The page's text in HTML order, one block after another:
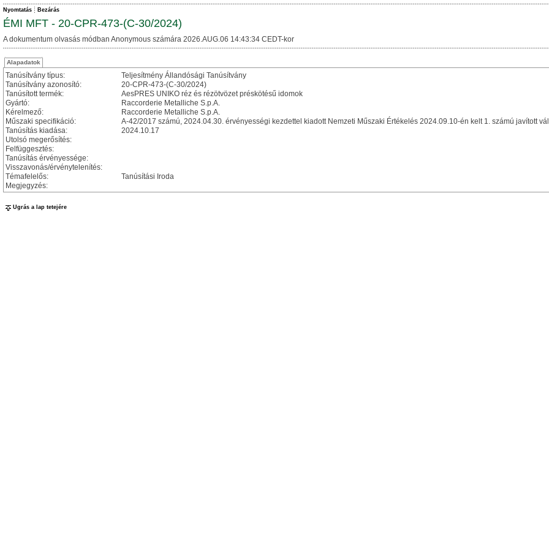
Nyomtatás Bezárás
ÉMI MFT - 20-CPR-473-(C-30/2024)
A dokumentum olvasás módban Anonymous számára 2026.AUG.06 14:43:34 CEDT-kor
Alapadatok
Tanúsítvány típus:
Teljesítmény Állandósági Tanúsítvány
Tanúsítvány azonosító:
20-CPR-473-(C-30/2024)
Tanúsított termék:
AesPRES UNIKO réz és rézötvözet préskötésű idomok
Gyártó:
Raccorderie Metalliche S.p.A.
Kérelmező:
Raccorderie Metalliche S.p.A.
Műszaki specifikáció:
A-42/2017 számú, 2024.04.30. érvényességi kezdettel kiadott Nemzeti Műszaki Értékelés 2024.09.10-én kelt 1. számú javított
Tanúsítás kiadása:
2024.10.17
Utolsó megerősítés:
Felfüggesztés:
Tanúsítás érvényessége:
Visszavonás/érvénytelenítés:
Témafelelős:
Tanúsítási Iroda
Megjegyzés:
Ugrás a lap tetejére